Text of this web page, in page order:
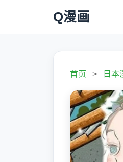
Q漫画
首页 > 日本